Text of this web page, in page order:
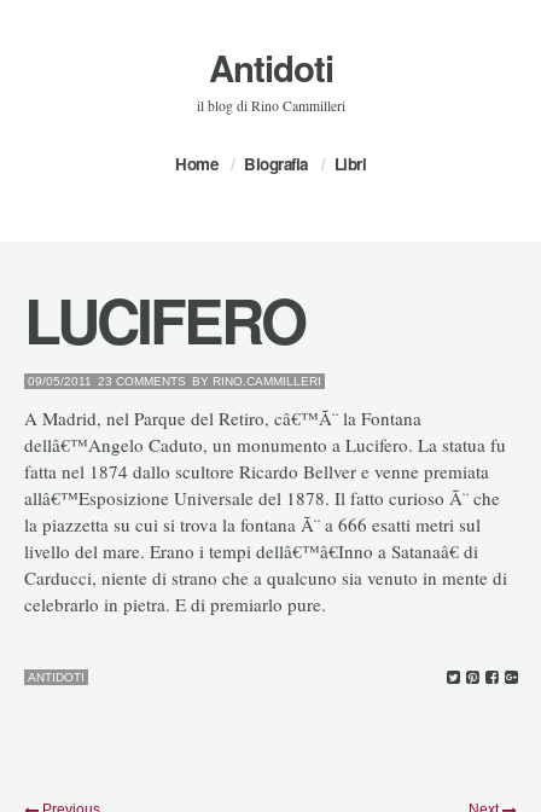
Antidoti
il blog di Rino Cammilleri
Home Biografia Libri
LUCIFERO
09/05/2011 23 COMMENTS BY RINO.CAMMILLERI
A Madrid, nel Parque del Retiro, câ€™Ã¨ la Fontana
dellâ€™Angelo Caduto, un monumento a Lucifero. La statua fu
fatta nel 1874 dallo scultore Ricardo Bellver e venne premiata
allâ€™Esposizione Universale del 1878. Il fatto curioso Ã¨ che
la piazzetta su cui si trova la fontana Ã¨ a 666 esatti metri sul
livello del mare. Erano i tempi dellâ€™â€Inno a Satanaâ€ di
Carducci, niente di strano che a qualcuno sia venuto in mente di
celebrarlo in pietra. E di premiarlo pure.
ANTIDOTI